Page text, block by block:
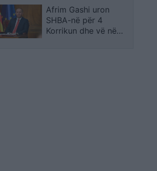
Afrim Gashi uron
SHBA-në për 4
Korrikun dhe vë në